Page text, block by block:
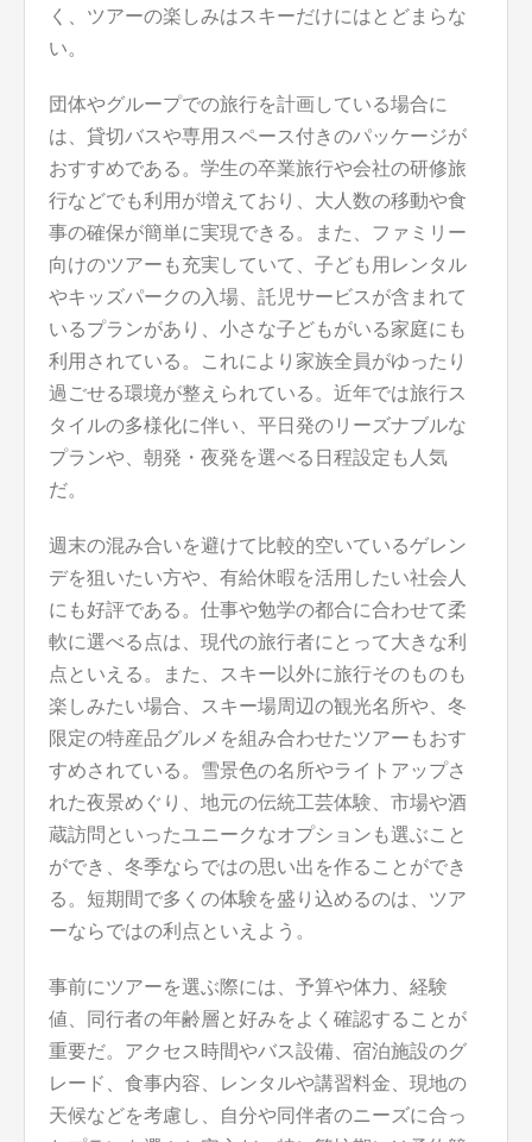
く、ツアーの楽しみはスキーだけにはとどまらな
い。
団体やグループでの旅行を計画している場合に
は、貸切バスや専用スペース付きのパッケージが
おすすめである。学生の卒業旅行や会社の研修旅
行などでも利用が増えており、大人数の移動や食
事の確保が簡単に実現できる。また、ファミリー
向けのツアーも充実していて、子ども用レンタル
やキッズパークの入場、託児サービスが含まれて
いるプランがあり、小さな子どもがいる家庭にも
利用されている。これにより家族全員がゆったり
過ごせる環境が整えられている。近年では旅行ス
タイルの多様化に伴い、平日発のリーズナブルな
プランや、朝発・夜発を選べる日程設定も人気
だ。
週末の混み合いを避けて比較的空いているゲレン
デを狙いたい方や、有給休暇を活用したい社会人
にも好評である。仕事や勉学の都合に合わせて柔
軟に選べる点は、現代の旅行者にとって大きな利
点といえる。また、スキー以外に旅行そのものも
楽しみたい場合、スキー場周辺の観光名所や、冬
限定の特産品グルメを組み合わせたツアーもおす
すめされている。雪景色の名所やライトアップさ
れた夜景めぐり、地元の伝統工芸体験、市場や酒
蔵訪問といったユニークなオプションも選ぶこと
ができ、冬季ならではの思い出を作ることができ
る。短期間で多くの体験を盛り込めるのは、ツア
ーならではの利点といえよう。
事前にツアーを選ぶ際には、予算や体力、経験
値、同行者の年齢層と好みをよく確認することが
重要だ。アクセス時間やバス設備、宿泊施設のグ
レード、食事内容、レンタルや講習料金、現地の
天候などを考慮し、自分や同伴者のニーズに合っ